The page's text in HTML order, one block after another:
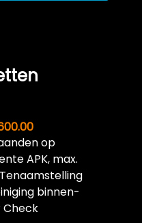
op
APK, max.
binnen-
Check